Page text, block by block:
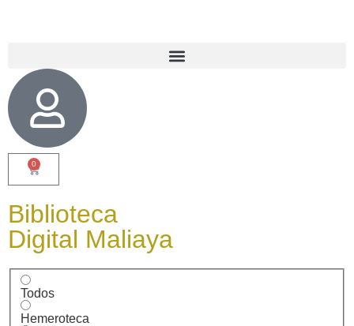
0
Biblioteca
Digital Maliaya
Todos
Hemeroteca